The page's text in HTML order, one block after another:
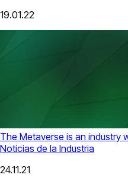
19.01.22
The Metaverse is an industry
Noticias de la Industria
24.11.21